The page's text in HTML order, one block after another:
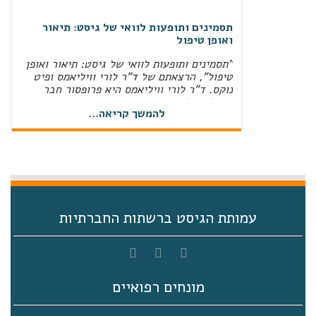
תסמינים ותופעות לוואי של גיסט: תיאור
ואופן טיפול
"תסמינים ותופעות לוואי של גיסט: תיאור ואופן
טיפול", הרצאתם של ד"ר לורי וויליאמס ופיט
נוקס. ד"ר לורי וויליאמס היא פרופסור חבר
במחלקה לחקר תסמינים באוניברסיטת טקסס,
מוסמכת בסיעוד אונקולוגי מתקדם. פיט נוקס
לספק …
רפואי תל אביב (איכילוב) בתאריך ה –
להמשך קריאה...
עמותת הגיסט ברשתות החברתיות
מונחים רפואיים